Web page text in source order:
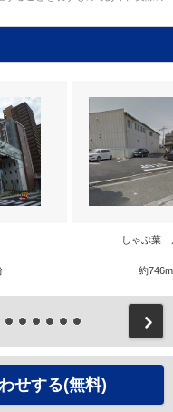
しゃぶ葉
約
せする(無料)